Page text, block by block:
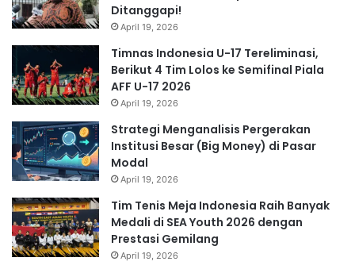
Ditanggapi!
April 19, 2026
Timnas Indonesia U-17 Tereliminasi,
Berikut 4 Tim Lolos ke Semifinal Piala
AFF U-17 2026
April 19, 2026
Strategi Menganalisis Pergerakan
Institusi Besar (Big Money) di Pasar
Modal
April 19, 2026
Tim Tenis Meja Indonesia Raih Banyak
Medali di SEA Youth 2026 dengan
Prestasi Gemilang
April 19, 2026